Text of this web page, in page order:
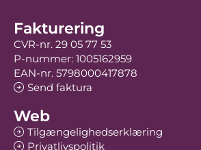
Fakturering
CVR-nr. 29 05 77 53
P-nummer: 1005162959
EAN-nr. 5798000417878
Send faktura
Web
Tilgængelighedserklæring
Privatlivspolitik